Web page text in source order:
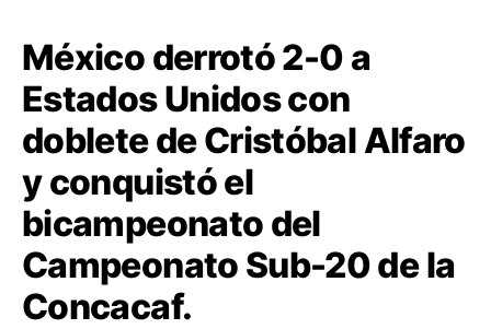
México derrotó 2-0 a
Estados Unidos con
doblete de Cristóbal Alfaro
y conquistó el
bicampeonato del
Campeonato Sub-20 de la
Concacaf.